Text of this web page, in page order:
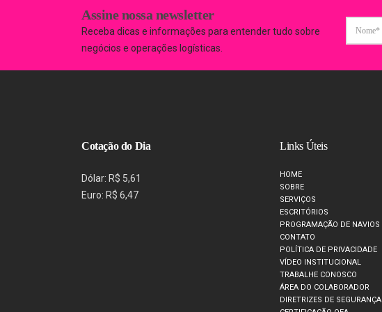
Assine nossa newsletter
Receba dicas e informações para entender tudo sobre
negócios e operações logísticas.
Cotação do Dia
Dólar: R$ 5,61
Euro: R$ 6,47
Links Úteis
HOME
SOBRE
SERVIÇOS
ESCRITÓRIOS
PROGRAMAÇÃO DE NAVIOS
CONTATO
POLÍTICA DE PRIVACIDADE
VÍDEO INSTITUCIONAL
TRABALHE CONOSCO
ÁREA DO COLABORADOR
DIRETRIZES DE SEGURANÇA